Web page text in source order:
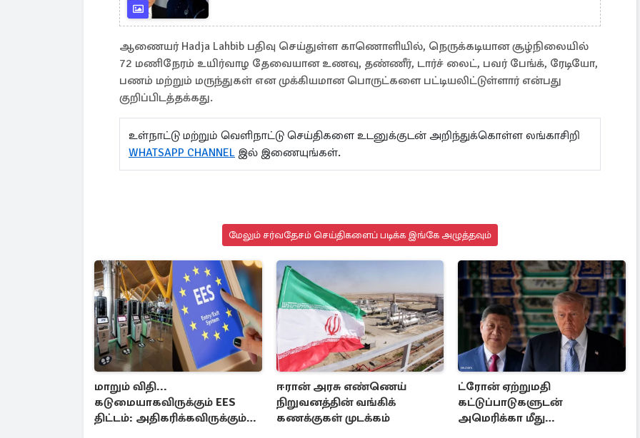
ஆணையர் Hadja Lahbib பதிவு செய்துள்ள காணொளியில், நெருக்கடியான சூழ்நிலையில்
72 மணிநேரம் உயிர்வாழ தேவையான உணவு, தண்ணீர், டார்ச் லைட், பவர் பேங்க், ரேடியோ,
பணம் மற்றும் மருந்துகள் என முக்கியமான பொருட்களை பட்டியலிட்டுள்ளார் என்பது
குறிப்பிடத்தக்கது.
உள்நாட்டு மற்றும் வெளிநாட்டு செய்திகளை உடனுக்குடன் அறிந்துக்கொள்ள லங்காசிறி
WHATSAPP CHANNEL இல் இணையுங்கள்.
மேலும் சர்வதேசம் செய்திகளைப் படிக்க இங்கே அழுத்தவும்
மாறும் விதி...
கடுமையாகவிருக்கும் EES
திட்டம்: அதிகரிக்கவிருக்கும்
ஈரான் அரசு எண்ணெய்
நிறுவனத்தின் வங்கிக்
கணக்குகள் முடக்கம்
ட்ரோன் ஏற்றுமதி
கட்டுப்பாடுகளுடன்
அமெரிக்கா மீது